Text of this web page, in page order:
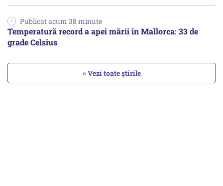
Publicat acum 38 minute
Temperatură record a apei mării în Mallorca: 33 de
grade Celsius
» Vezi toate știrile